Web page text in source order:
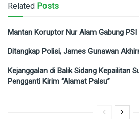
Related Posts
Mantan Koruptor Nur Alam Gabung PSI
Ditangkap Polisi, James Gunawan
Kejanggalan di Balik Sidang Kepailitan
Pengganti Kirim “Alamat Palsu”